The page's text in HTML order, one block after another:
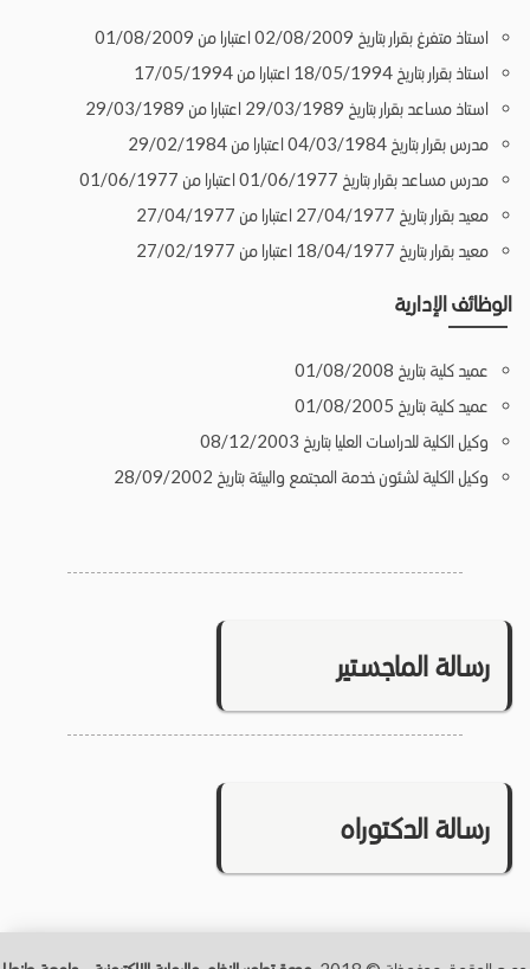
استاذ متفرغ بقرار بتاريخ 02/08/2009 اعتبارا من 01/08/2009
استاذ بقرار بتاريخ 18/05/1994 اعتبارا من 17/05/1994
استاذ مساعد بقرار بتاريخ 29/03/1989 اعتبارا من 29/03/1989
مدرس بقرار بتاريخ 04/03/1984 اعتبارا من 29/02/1984
مدرس مساعد بقرار بتاريخ 01/06/1977 اعتبارا من 01/06/1977
معيد بقرار بتاريخ 27/04/1977 اعتبارا من 27/04/1977
معيد بقرار بتاريخ 18/04/1977 اعتبارا من 27/02/1977
الوظائف الإدارية
عميد كلية بتاريخ 01/08/2008
عميد كلية بتاريخ 01/08/2005
وكيل الكلية للدراسات العليا بتاريخ 08/12/2003
وكيل الكلية لشئون خدمة المجتمع والبيئة بتاريخ 28/09/2002
رسالة الماجستير
رسالة الدكتوراه